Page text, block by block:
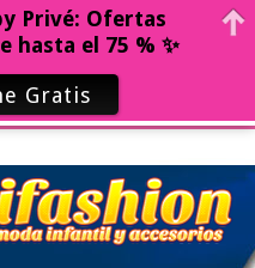
Privé: Ofertas
hasta el 75 % ✨
Gratis